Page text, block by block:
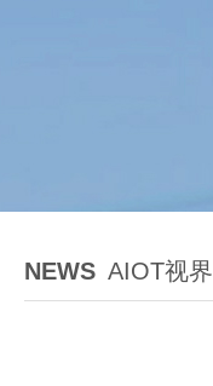
NEWS AIOT视界